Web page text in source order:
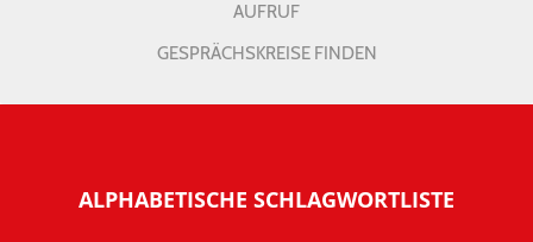
AUFRUF
GESPRÄCHSKREISE FINDEN
ALPHABETISCHE SCHLAGWORTLISTE